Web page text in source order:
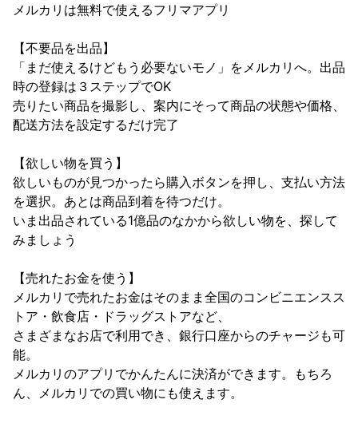
メルカリは無料で使えるフリマアプリ
【不要品を出品】
「まだ使えるけどもう必要ないモノ」をメルカリへ。出品
時の登録は３ステップでOK
売りたい商品を撮影し、案内にそって商品の状態や価格、
配送方法を設定するだけ完了
【欲しい物を買う】
欲しいものが見つかったら購入ボタンを押し、支払い方法
を選択。あとは商品到着を待つだけ。
いま出品されている1億品のなかから欲しい物を、探して
みましょう
【売れたお金を使う】
メルカリで売れたお金はそのまま全国のコンビニエンスス
トア・飲食店・ドラッグストアなど、
さまざまなお店で利用でき、銀行口座からのチャージも可
能。
メルカリのアプリでかんたんに決済ができます。もちろ
ん、メルカリでの買い物にも使えます。